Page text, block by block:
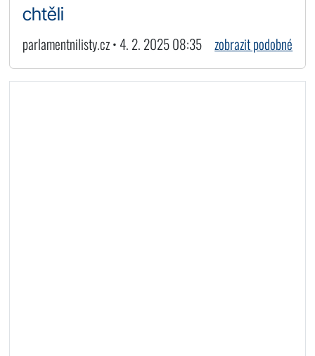
chtěli
parlamentnilisty.cz • 4. 2. 2025 08:35 zobrazit podobné